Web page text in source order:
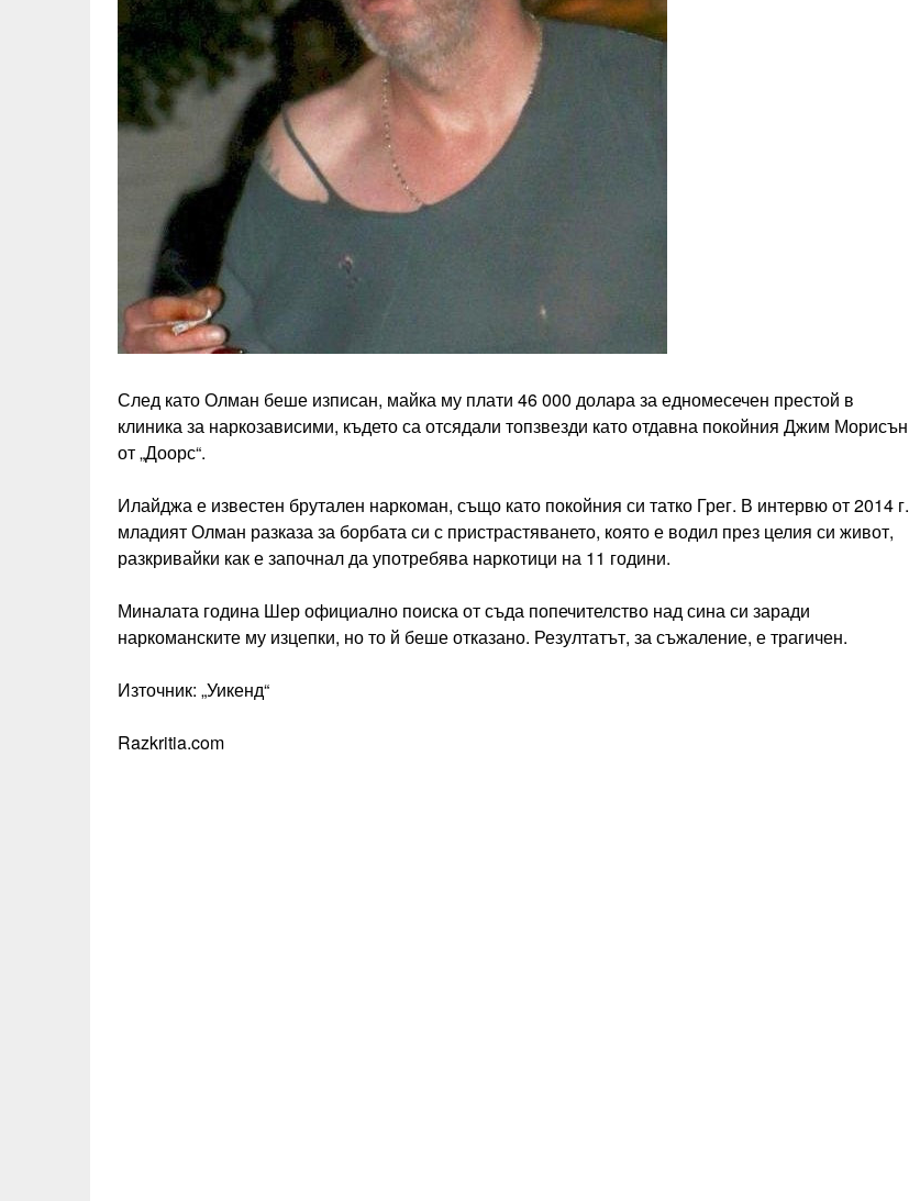
След като Олман беше изписан, майка му плати 46 000 долара за едномесечен престой в
клиника за наркозависими, където са отсядали топзвезди като отдавна покойния Джим Морисън
от „Доорс“.
Илайджа е известен брутален наркоман, също като покойния си татко Грег. В интервю от 2014 г.
младият Олман разказа за борбата си с пристрастяването, която е водил през целия си живот,
разкривайки как е започнал да употребява наркотици на 11 години.
Миналата година Шер официално поиска от съда попечителство над сина си заради
наркоманските му изцепки, но то й беше отказано. Резултатът, за съжаление, е трагичен.
Източник: „Уикенд“
Razkritia.com